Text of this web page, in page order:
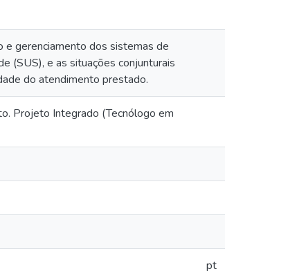
e gerenciamento dos sistemas de
(SUS), e as situações conjunturais
do atendimento prestado.
Projeto Integrado (Tecnólogo em
pt